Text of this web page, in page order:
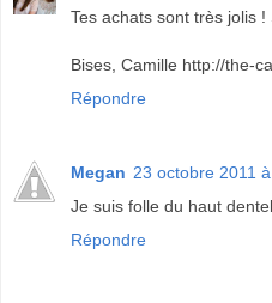
Tes achats sont très jolis
Bises, Camille http://the-
Répondre
Megan 23 octobre 2011
Je suis folle du haut
Répondre